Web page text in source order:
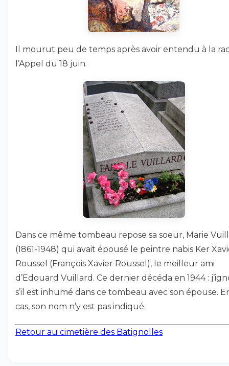
Il mourut peu de temps après avoir entendu à la
l’Appel du 18 juin.
Dans ce même tombeau repose sa soeur, Marie
(1861-1948) qui avait épousé le peintre nabis Ker
Roussel (François Xavier Roussel), le meilleur ami
d’Edouard Vuillard. Ce dernier décéda en 1944 :
s’il est inhumé dans ce tombeau avec son épouse.
cas, son nom n’y est pas indiqué.
Retour au cimetière des Batignolles